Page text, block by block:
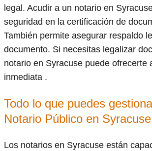
legal. Acudir a un notario en
seguridad en la certificación de
También permite asegurar respaldo
documento. Si necesitas legalizar
notario en Syracuse puede ofrecerte
inmediata .
Todo lo que puedes
Notario Público en Syracuse
Los notarios en Syracuse están